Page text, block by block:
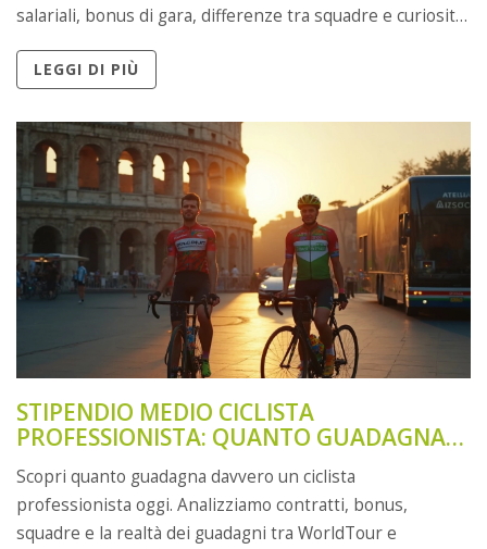
salariali, bonus di gara, differenze tra squadre e curiosità
alcuni integrano lo stipendio con sponsorizzazioni e
LEGGI DI PIÙ
STIPENDIO MEDIO CICLISTA
PROFESSIONISTA: QUANTO GUADAGNA
DAVVERO UN PRO?
Scopri quanto guadagna davvero un ciclista
professionista oggi. Analizziamo contratti, bonus,
squadre e la realtà dei guadagni tra WorldTour e